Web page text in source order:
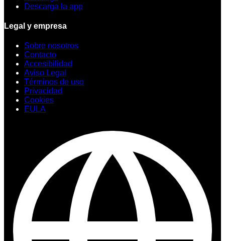
Descarga la app
Legal y empresa
Sobre nosotros
Contacto
Accesibilidad
Aviso Legal
Términos de uso
Privacidad
Cookies
EULA